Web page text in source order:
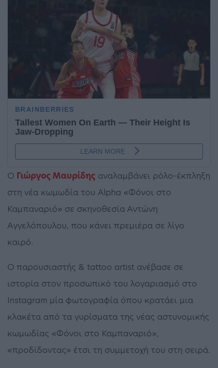
Ο Γιώργος Μαυρίδης αναλαμβάνει ρόλο-έκπληξη
στη νέα κωμωδία του Alpha «Φόνοι στο
Καμπαναριό» σε σκηνοθεσία Αντώνη
Αγγελόπουλου, που κάνει πρεμιέρα σε λίγο
καιρό.
Ο παρουσιαστής & tattoo artist ανέβασε σε
ιστορία στον προσωπικό του λογαριασμό στο
Instagram μία φωτογραφία όπου κρατάει μια
κλακέτα από τα γυρίσματα της νέας αστυνομικής
κωμωδίας «Φόνοι στο Καμπαναριό»,
«προδίδοντας» έτσι τη συμμετοχή του στη σειρά.